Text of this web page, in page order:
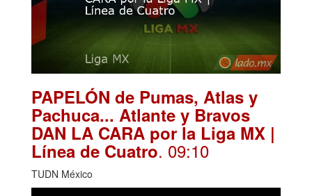
PAPELÓN de Pumas, Atlas y
Pachuca... Atlante y Bravos
DAN LA CARA por la Liga MX |
Línea de Cuatro. 09:10
TUDN México